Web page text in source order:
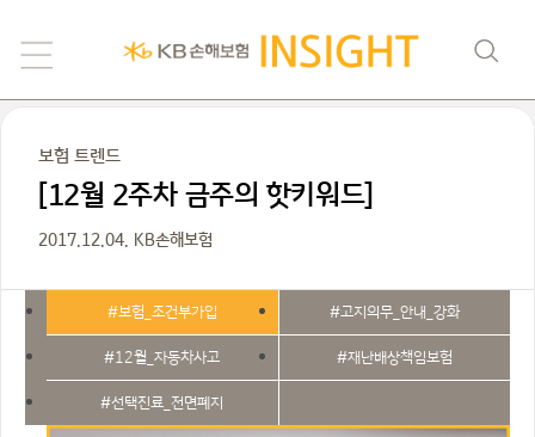
보험 트렌드
[12월 2주차 금주의 핫키워드]
2017.12.04. KB손해보험
#보험_조건부가입 #고지의무_안내_강화
#12월_자동차사고 #재난배상책임보험
#선택진료_전면폐지